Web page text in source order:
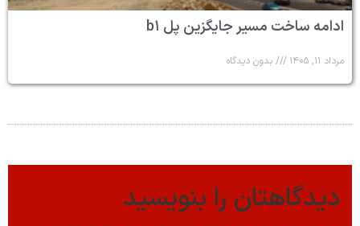
ادامه ساخت مسیر جایگزین پل b۱
مرداد ۱۱, ۱۴۰۵ بدون دیدگاه
دیدگاهتان را بنویسید